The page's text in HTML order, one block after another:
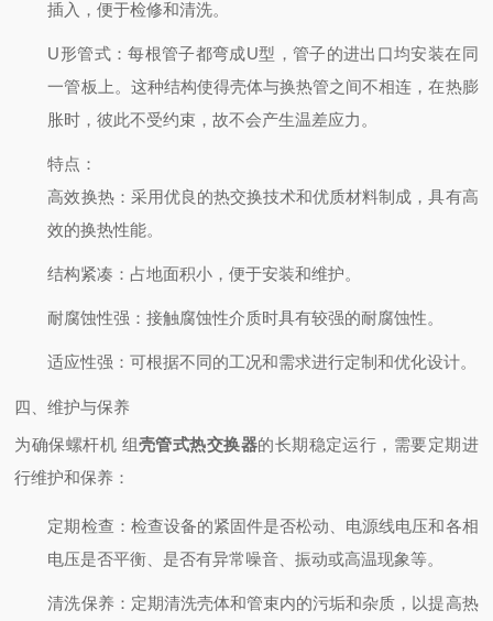
插入，便于检修和清洗。
U形管式：每根管子都弯成U型，管子的进出口均安装在同
一管板上。这种结构使得壳体与换热管之间不相连，在热膨
胀时，彼此不受约束，故不会产生温差应力。
特点 ：
高效换热：采用优良的热交换技术和优质材料制成，具有高
效的换热性能。
结构紧凑 ：占地面积小，便于安装和维护。
耐腐蚀性强 ：接触腐蚀性介质时具有较强的耐腐蚀性。
适应性强 ：可根据不同的工况和需求进行定制和优化设计。
四、维护与保养
为确保螺杆机 组壳管式热交换器的长期稳定运行，需要定期进
行维护和保养：
定期检查 ：检查设备的紧固件是否松动、电源线电压和各相
电压是否平衡、是否有异常噪音、振动或高温现象等。
清洗保养 ：定期清洗壳体和管束内的污垢和杂质，以提高热